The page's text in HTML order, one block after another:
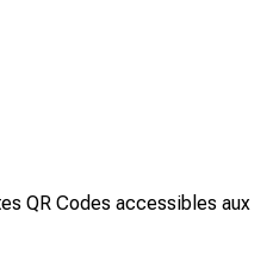
QR Codes accessibles aux